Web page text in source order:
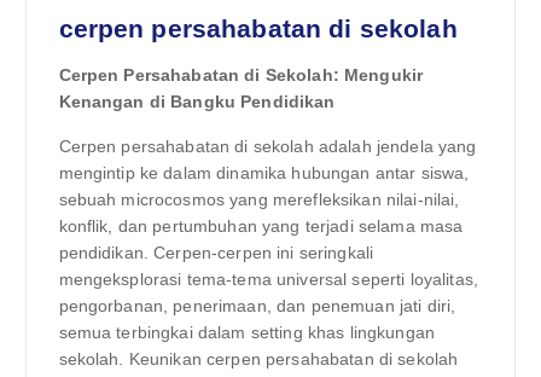
cerpen persahabatan di sekolah
Cerpen Persahabatan di Sekolah: Mengukir
Kenangan di Bangku Pendidikan
Cerpen persahabatan di sekolah adalah jendela yang
mengintip ke dalam dinamika hubungan antar siswa,
sebuah microcosmos yang merefleksikan nilai-nilai,
konflik, dan pertumbuhan yang terjadi selama masa
pendidikan. Cerpen-cerpen ini seringkali
mengeksplorasi tema-tema universal seperti loyalitas,
pengorbanan, penerimaan, dan penemuan jati diri,
semua terbingkai dalam setting khas lingkungan
sekolah. Keunikan cerpen persahabatan di sekolah